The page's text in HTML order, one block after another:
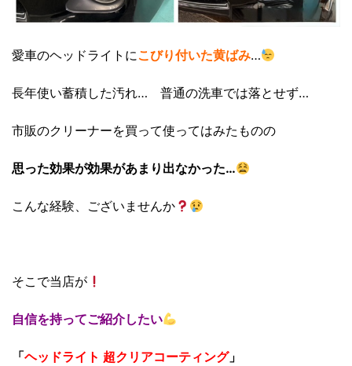
愛車のヘッドライトにこびり付いた黄ばみ…
長年使い蓄積した汚れ… 普通の洗車では落とせず…
市販のクリーナーを買って使ってはみたものの
思った効果が効果があまり出なかった…
こんな経験、ございませんか
そこで当店が
自信を持ってご紹介したい
「ヘッドライト 超クリアコーティング」